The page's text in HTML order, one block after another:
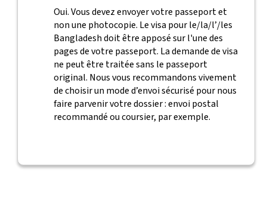
Oui. Vous devez envoyer votre passeport et
non une photocopie. Le visa pour le/la/l’/les
Bangladesh doit être apposé sur l'une des
pages de votre passeport. La demande de visa
ne peut être traitée sans le passeport
original. Nous vous recommandons vivement
de choisir un mode d’envoi sécurisé pour nous
faire parvenir votre dossier : envoi postal
recommandé ou coursier, par exemple.